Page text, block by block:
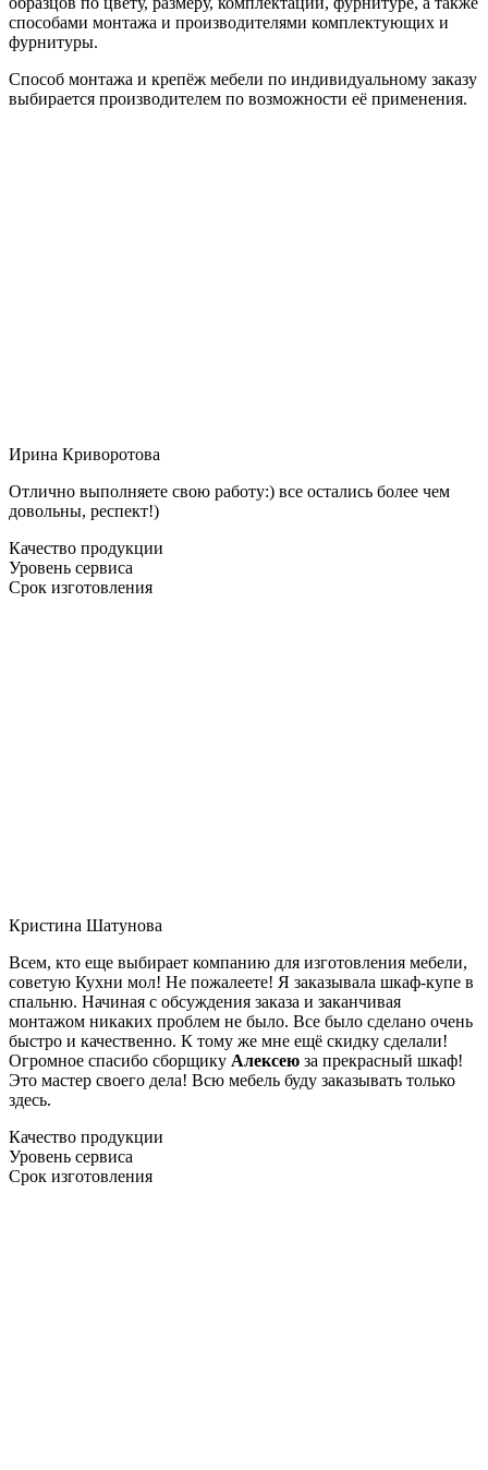
способами монтажа и производителями комплектующих и
фурнитуры.
Способ монтажа и крепёж мебели по индивидуальному заказу
выбирается производителем по возможности её применения.
Ирина Криворотова
Отлично выполняете свою работу:) все остались более чем
довольны, респект!)
Качество продукции
Уровень сервиса
Срок изготовления
Кристина Шатунова
Всем, кто еще выбирает компанию для изготовления мебели,
советую Кухни мол! Не пожалеете! Я заказывала шкаф-купе в
спальню. Начиная с обсуждения заказа и заканчивая
монтажом никаких проблем не было. Все было сделано очень
быстро и качественно. К тому же мне ещё скидку сделали!
Огромное спасибо сборщику Алексею за прекрасный шкаф!
Это мастер своего дела! Всю мебель буду заказывать только
здесь.
Качество продукции
Уровень сервиса
Срок изготовления